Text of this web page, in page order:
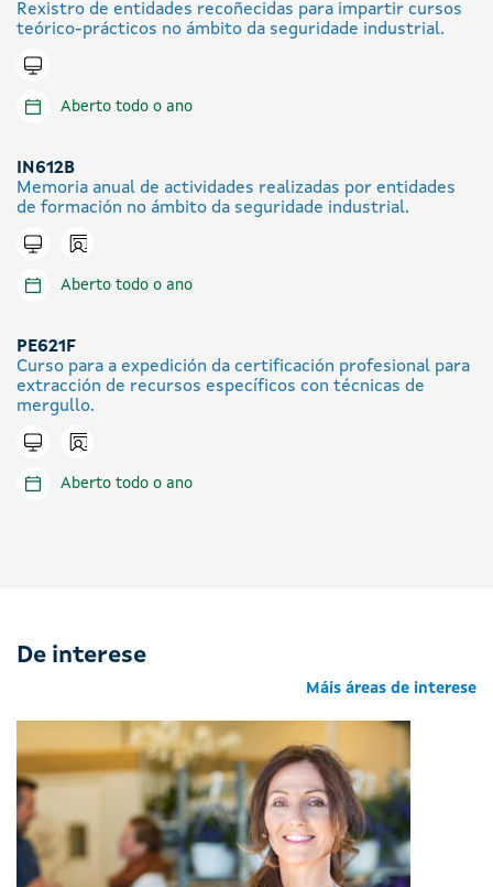
Rexistro de entidades recoñecidas para impartir cursos
teórico-prácticos no ámbito da seguridade industrial.
Tramitar en liña
Aberto todo o ano
IN612B
Memoria anual de actividades realizadas por entidades
de formación no ámbito da seguridade industrial.
Tramitar en liña
Icono presencial
Aberto todo o ano
PE621F
Curso para a expedición da certificación profesional para
extracción de recursos específicos con técnicas de
mergullo.
Tramitar en liña
Icono presencial
Aberto todo o ano
De interese
Máis áreas de interese